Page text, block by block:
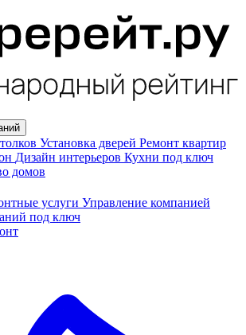
Установка дверей Ремонт квартир
Дизайн интерьеров Кухни под ключ
домов
услуги Управление компанией
под ключ